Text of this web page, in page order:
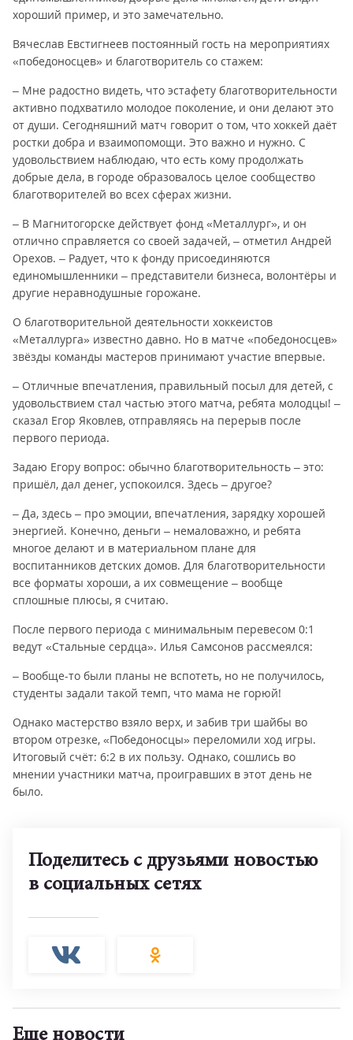
хороший пример, и это замечательно.
Вячеслав Евстигнеев постоянный гость на мероприятиях
«победоносцев» и благотворитель со стажем:
– Мне радостно видеть, что эстафету благотворительности
активно подхватило молодое поколение, и они делают это
от души. Сегодняшний матч говорит о том, что хоккей даёт
ростки добра и взаимопомощи. Это важно и нужно. С
удовольствием наблюдаю, что есть кому продолжать
добрые дела, в городе образовалось целое сообщество
благотворителей во всех сферах жизни.
– В Магнитогорске действует фонд «Металлург», и он
отлично справляется со своей задачей, – отметил Андрей
Орехов. – Радует, что к фонду присоединяются
единомышленники – представители бизнеса, волонтёры и
другие неравнодушные горожане.
О благотворительной деятельности хоккеистов
«Металлурга» известно давно. Но в матче «победоносцев»
звёзды команды мастеров принимают участие впервые.
– Отличные впечатления, правильный посыл для детей, с
удовольствием стал частью этого матча, ребята молодцы! –
сказал Егор Яковлев, отправляясь на перерыв после
первого периода.
Задаю Егору вопрос: обычно благотворительность – это:
пришёл, дал денег, успокоился. Здесь – другое?
– Да, здесь – про эмоции, впечатления, зарядку хорошей
энергией. Конечно, деньги – немаловажно, и ребята
многое делают и в материальном плане для
воспитанников детских домов. Для благотворительности
все форматы хороши, а их совмещение – вообще
сплошные плюсы, я считаю.
После первого периода с минимальным перевесом 0:1
ведут «Стальные сердца». Илья Самсонов рассмеялся:
– Вообще-то были планы не вспотеть, но не получилось,
студенты задали такой темп, что мама не горюй!
Однако мастерство взяло верх, и забив три шайбы во
втором отрезке, «Победоносцы» переломили ход игры.
Итоговый счёт: 6:2 в их пользу. Однако, сошлись во
мнении участники матча, проигравших в этот день не
было.
Поделитесь с друзьями новостью
в социальных сетях
Еще новости